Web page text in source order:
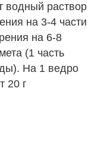
водный раствор
на 3-4 части
на 6-8
(1 часть
На 1 ведро
20 г